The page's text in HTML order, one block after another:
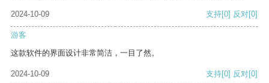
2024-10-09 支持[0] 反对[0]
游客
这款软件的界面设计非常简洁，一目了然。
2024-10-09 支持[0] 反对[0]